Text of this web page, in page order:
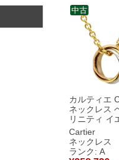
カルティエ
ネックレス
リニティ イ
ールド×ホワ
ルド×ピン
3カラー 3ゴ
Cartier
ネックレス
ランク: A
中古